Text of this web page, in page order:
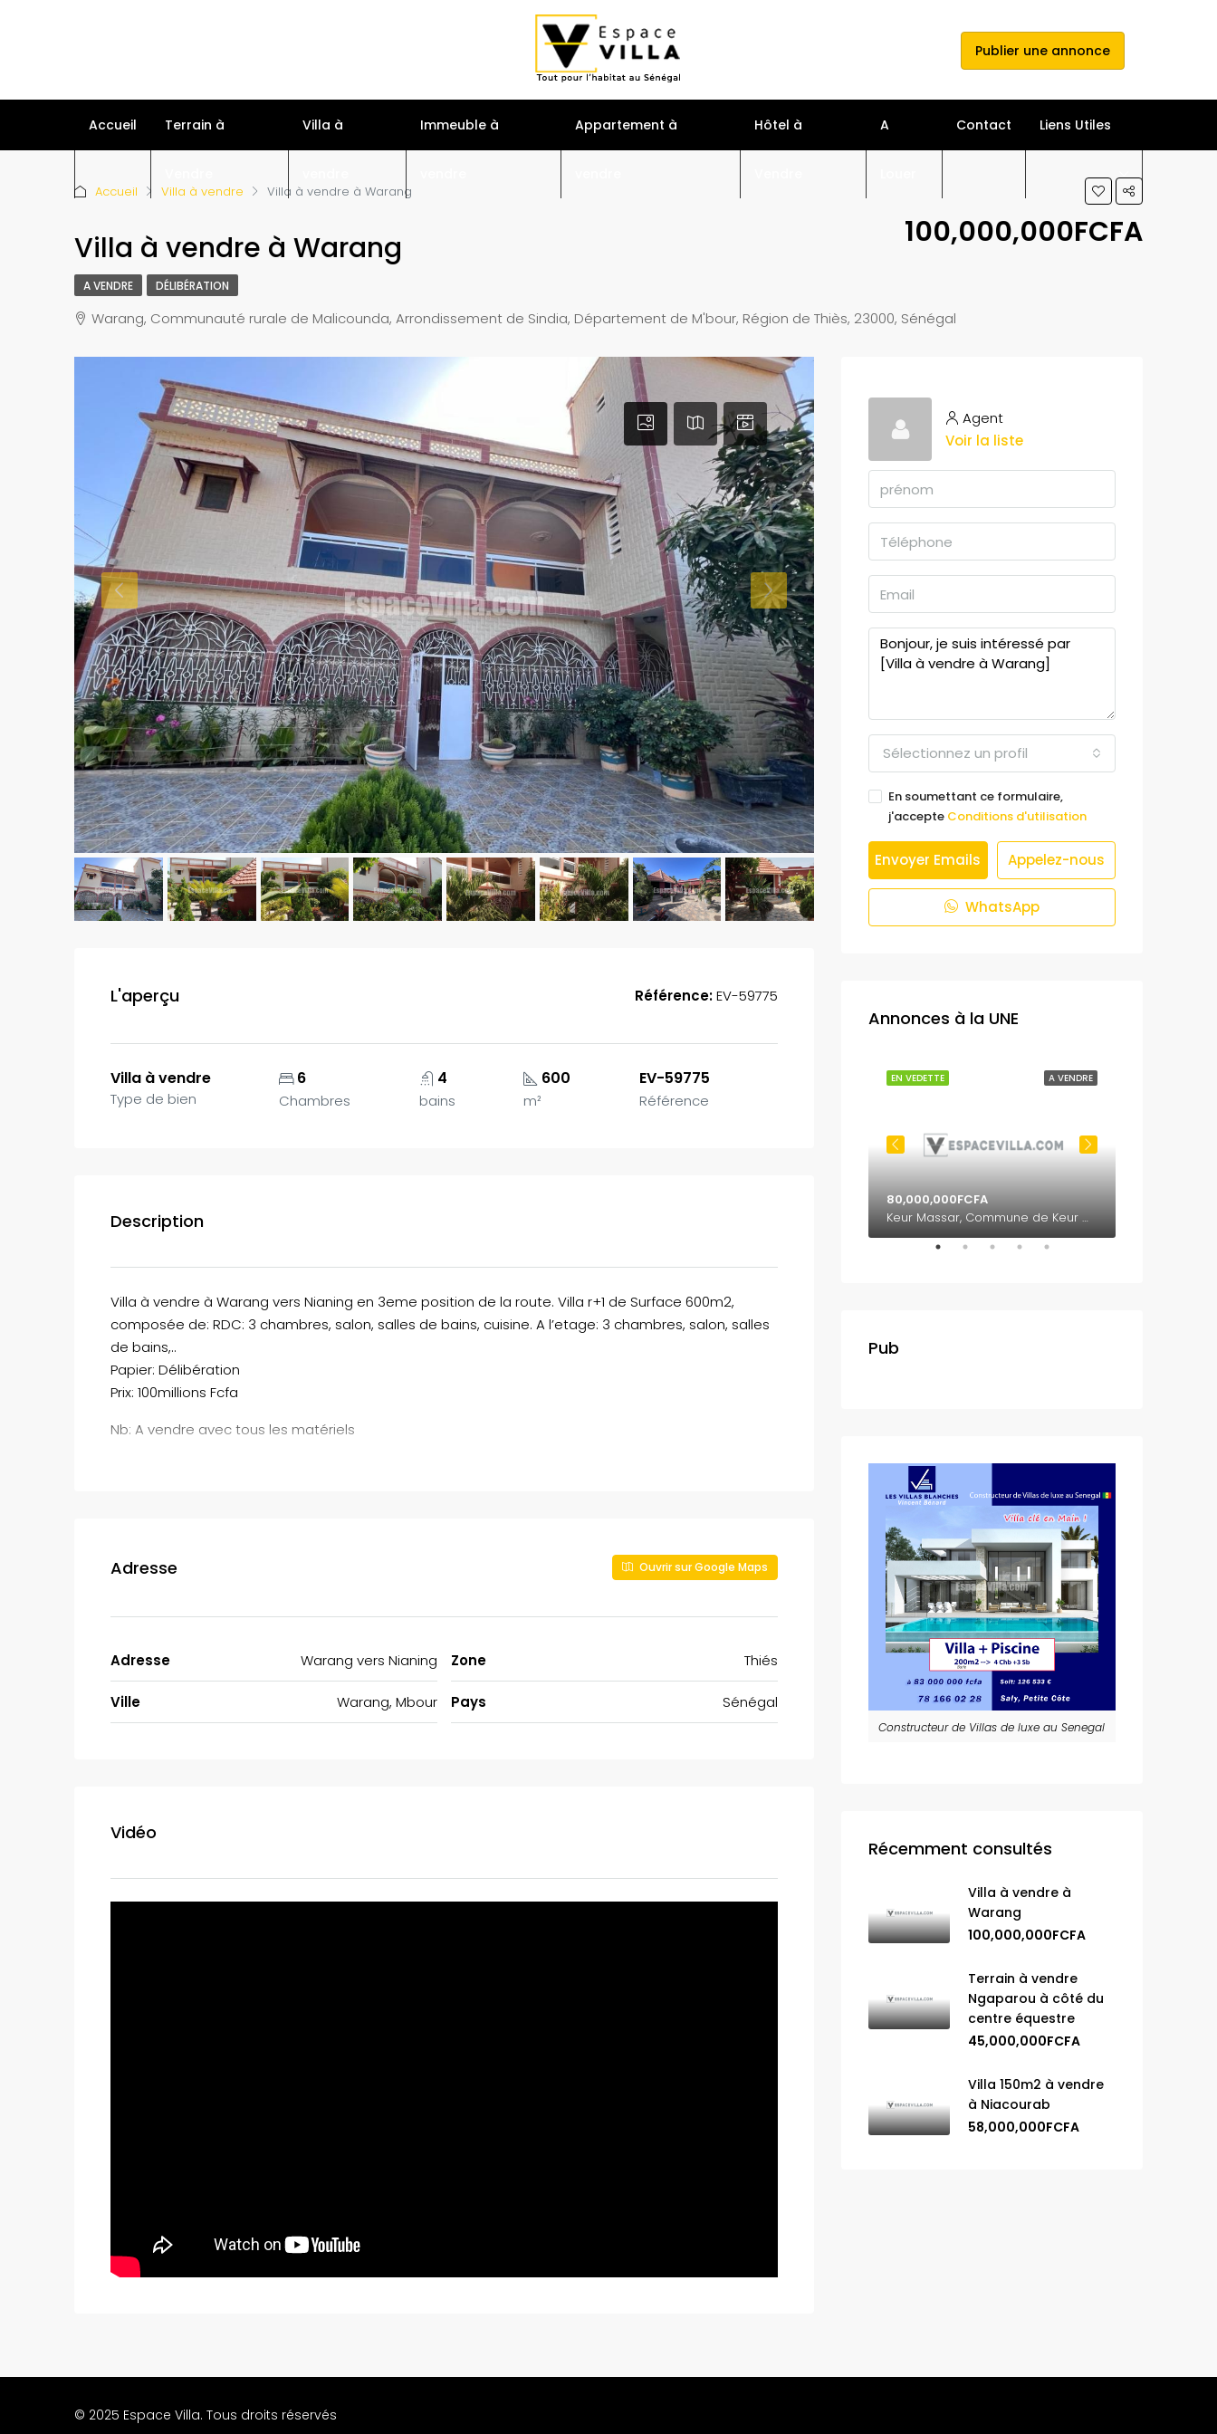
Publier une annonce
Accueil Terrain à Villa à Immeuble à Appartement à Hôtel à A Contact Liens Utiles
Accueil Villa à vendre Villa à vendre à Warang
Villa à vendre à Warang 100,000,000FCFA
A VENDRE DÉLIBÉRATION
Warang, Communauté rurale de Malicounda, Arrondissement de Sindia, Département de M'bour, Région de Thiès, 23000, Sénégal
L'aperçu Référence:EV-59775
Villa à vendre
Type de bien
6
Chambres
4
bains
600
m²
EV-59775
Référence
Description
Villa à vendre à Warang vers Nianing en 3eme position de la route. Villa r+1 de Surface 600m2,
composée de: RDC: 3 chambres, salon, salles de bains, cuisine. A l’etage: 3 chambres, salon, salles
de bains,..
Papier: Délibération
Prix: 100millions Fcfa
Nb: A vendre avec tous les matériels
Adresse Ouvrir sur Google Maps
Adresse Warang vers Nianing
Ville Warang, Mbour
Zone Thiés
Pays Sénégal
Vidéo
Agent
Voir la liste
Sélectionnez un profil
En soumettant ce formulaire,
j'accepte Conditions d'utilisation
Envoyer Emails Appelez-nous
WhatsApp
Annonces à la UNE
EN VEDETTE A VENDRE
EN VEDETTE
80,000,000FCFA
Keur Massar, Commune de Keur Massar Nord, Arrondissement de Malika, Département de Keur Massar, Région de Dakar, 17000, Sénégal
Pub
Constructeur de Villas de luxe au Senegal
Récemment consultés
Villa à vendre à
Warang
100,000,000FCFA
Terrain à vendre
Ngaparou à côté du
centre équestre
45,000,000FCFA
Villa 150m2 à vendre
à Niacourab
58,000,000FCFA
© 2025 Espace Villa. Tous droits réservés